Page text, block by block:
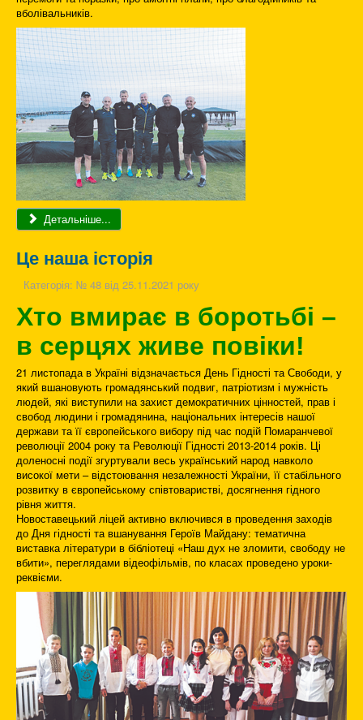
вболівальників.
Детальніше...
Це наша історія
Категорія: № 48 від 25.11.2021 року
Хто вмирає в боротьбі –
в серцях живе повіки!
21 листопада в Україні відзначається День Гідності та Свободи, у
який вшановують громадянський подвиг, патріотизм і мужність
людей, які виступили на захист демократичних цінностей, прав і
свобод людини і громадянина, національних інтересів нашої
держави та її європейського вибору під час подій Помаранчевої
революції 2004 року та Революції Гідності 2013-2014 років. Ці
доленосні події згуртували весь український народ навколо
високої мети – відстоювання незалежності України, її стабільного
розвитку в європейському співтоваристві, досягнення гідного
рівня життя.
Новоставецький ліцей активно включився в проведення заходів
до Дня гідності та вшанування Героїв Майдану: тематична
виставка літератури в бібліотеці «Наш дух не зломити, свободу не
вбити», переглядами відеофільмів, по класах проведено уроки-
реквієми.